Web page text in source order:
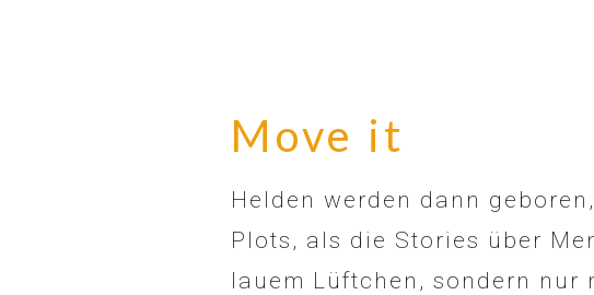
Move it
Helden werden dann
Plots, als die Stories über
lauem Lüftchen, sondern nur